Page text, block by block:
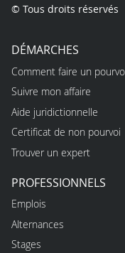
© Tous droits réservés
DÉMARCHES
Comment faire un
Suivre mon affaire
Aide juridictionnelle
Certificat de non pourvoi
Trouver un expert
PROFESSIONNELS
Emplois
Alternances
Stages